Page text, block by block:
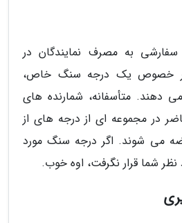
به مصرف نمایندگان در
در خصوص یک درجه سنگ خاص،
دهند. متأسفانه، شمارنده های
در مجموعه ای از درجه های از
شوند. اگر درجه سنگ مورد
نظر شما قرار نگرفت، اوه خوب.